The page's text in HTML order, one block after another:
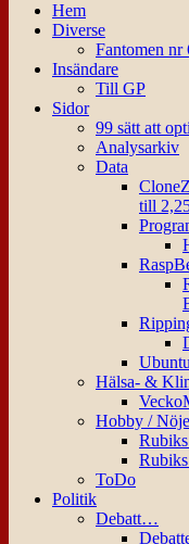
Hem
Diverse
Fantomen nr
Insändare
Till GP
Sidor
99 sätt att
Analysarkiv
Data
till
Hälsa- &
Hobby /
ToDo
Politik
Debatt…